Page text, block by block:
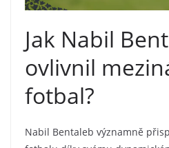
Jak Nabil
ovlivnil
fotbal?
Nabil Bentaleb významně